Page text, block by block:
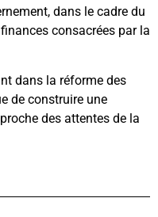
dans le cadre du
consacrées par la
dans la réforme des
de construire une
des attentes de la